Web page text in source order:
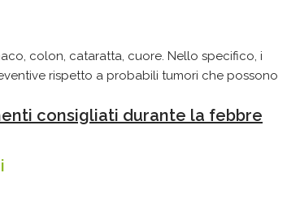
colon, cataratta, cuore. Nello specifico, i
rispetto a probabili tumori che possono
consigliati durante la febbre